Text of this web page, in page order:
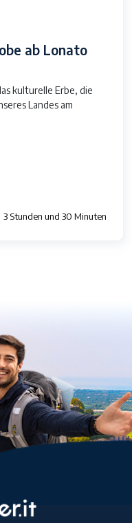
ab Lonato
kulturelle Erbe, die
Landes am
3 Stunden und 30 Minuten